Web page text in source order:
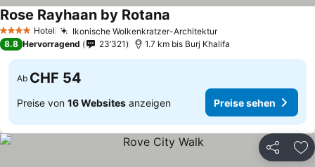
4 Sterne Hotel Ikonische Wolkenkratzer-Architektur
Rose Rayhaan by Rotana
8.8 Hervorragend 23’321 1.7 km bis Burj Khalifa
Ab CHF 54
Preise von 16 Websites anzeigen Preise sehen
Teilen